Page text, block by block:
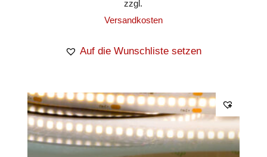
zzgl.
Versandkosten
Auf die Wunschliste setzen